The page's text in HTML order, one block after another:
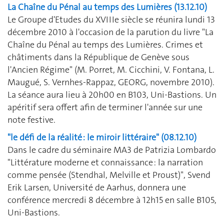
La Chaîne du Pénal au temps des Lumières (13.12.10)
Le Groupe d'Etudes du XVIIIe siècle se réunira lundi 13
décembre 2010 à l'occasion de la parution du livre "La
Chaîne du Pénal au temps des Lumières. Crimes et
châtiments dans la République de Genève sous
l'Ancien Régime" (M. Porret, M. Cicchini, V. Fontana, L.
Maugué, S. Vernhes-Rappaz, GEORG, novembre 2010).
La séance aura lieu à 20h00 en B103, Uni-Bastions. Un
apéritif sera offert afin de terminer l'année sur une
note festive.
"le défi de la réalité : le miroir littéraire" (08.12.10)
Dans le cadre du séminaire MA3 de Patrizia Lombardo
"Littérature moderne et connaissance : la narration
comme pensée (Stendhal, Melville et Proust)", Svend
Erik Larsen, Université de Aarhus, donnera une
conférence mercredi 8 décembre à 12h15 en salle B105,
Uni-Bastions.